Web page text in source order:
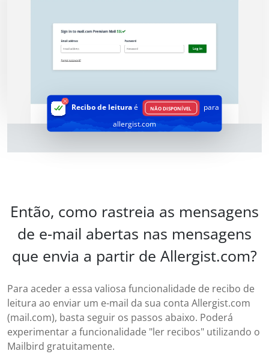
Recibo de leituraé NÃO DISPONÍVEL
para
allergist.com
Então, como rastreia as mensagens
de e-mail abertas nas mensagens
que envia a partir de Allergist.com?
Para aceder a essa valiosa funcionalidade de recibo de
leitura ao enviar um e-mail da sua conta Allergist.com
(mail.com), basta seguir os passos abaixo. Poderá
experimentar a funcionalidade "ler recibos" utilizando o
Mailbird gratuitamente.